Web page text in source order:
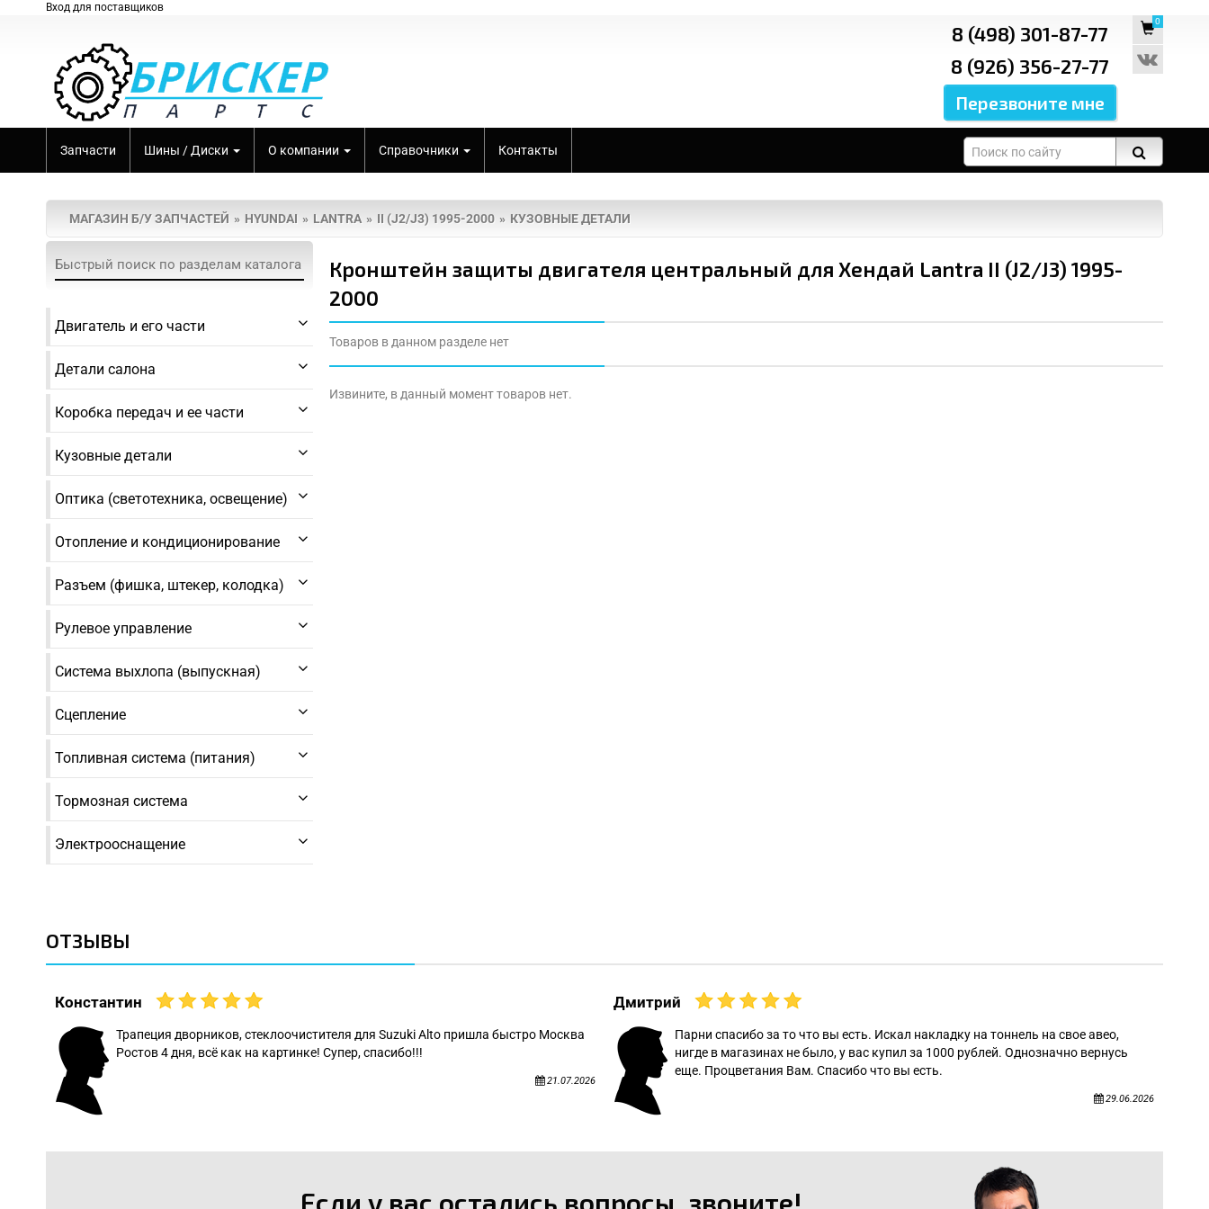
Вход для поставщиков
8 (498) 301-87-77
8 (926) 356-27-77
0
Запчасти Шины / Диски О компании Справочники Контакты
МАГАЗИН Б/У ЗАПЧАСТЕЙ HYUNDAI LANTRA II (J2/J3) 1995-2000 КУЗОВНЫЕ ДЕТАЛИ
Двигатель и его части
Детали салона
Коробка передач и ее части
Кузовные детали
Оптика (светотехника, освещение)
Отопление и кондиционирование
Разъем (фишка, штекер, колодка)
Рулевое управление
Система выхлопа (выпускная)
Сцепление
Топливная система (питания)
Тормозная система
Электрооснащение
Кронштейн защиты двигателя центральный для Хендай Lantra II (J2/J3) 1995-
2000
Товаров в данном разделе нет
Извините, в данный момент товаров нет.
ОТЗЫВЫ
Константин
Трапеция дворников, стеклоочистителя для Suzuki Alto пришла быстро Москва
Ростов 4 дня, всё как на картинке! Супер, спасибо!!!
21.07.2026
Дмитрий
Парни спасибо за то что вы есть. Искал накладку на тоннель на свое авео,
нигде в магазинах не было, у вас купил за 1000 рублей. Однозначно вернусь
еще. Процветания Вам. Спасибо что вы есть.
29.06.2026
Если у вас остались вопросы, звоните!